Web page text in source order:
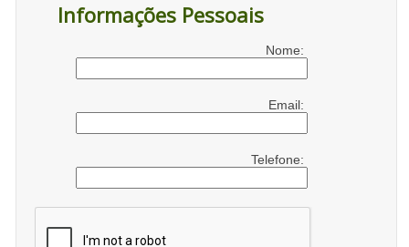
Informações Pessoais
Nome:
Email:
Telefone: